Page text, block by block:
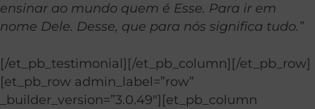
ensinar ao mundo quem é Esse. Para ir em
nome Dele. Desse, que para nós significa tudo.”
[/et_pb_testimonial][/et_pb_column][/et_pb_row]
[et_pb_row admin_label=”row”
_builder_version=”3.0.49″][et_pb_column